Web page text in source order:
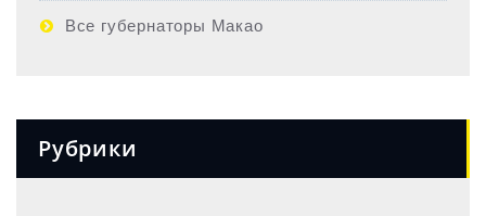
Все губернаторы Макао
Рубрики